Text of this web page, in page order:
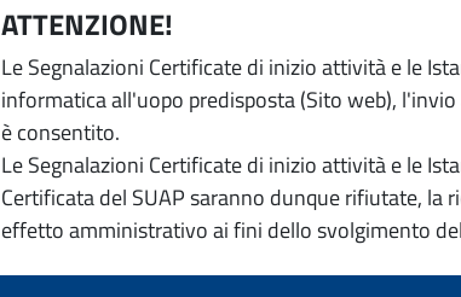
ATTENZIONE!
Le Segnalazioni Certificate di inizio attività e le
informatica all'uopo predisposta (Sito web),
è consentito.
Le Segnalazioni Certificate di inizio attività e le
Certificata del SUAP saranno dunque rifiutate, la
effetto amministrativo ai fini dello svolgimento